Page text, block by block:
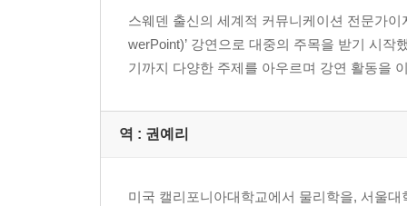
스웨덴 출신의 세계적 커뮤니케이션 전문가
werPoint)’ 강연으로 대중의 주목을 받기 시
기까지 다양한 주제를 아우르며 강연 활동을
역 : 권예리
미국 캘리포니아대학교에서 물리학을, 서울